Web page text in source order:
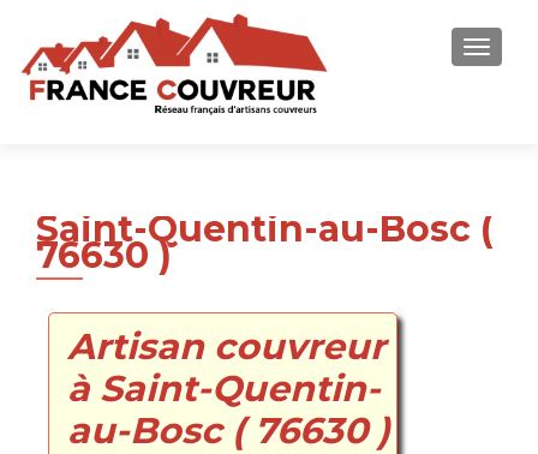
Saint-Quentin-au-Bosc (
76630 )
Artisan couvreur
à Saint-Quentin-
au-Bosc ( 76630 )